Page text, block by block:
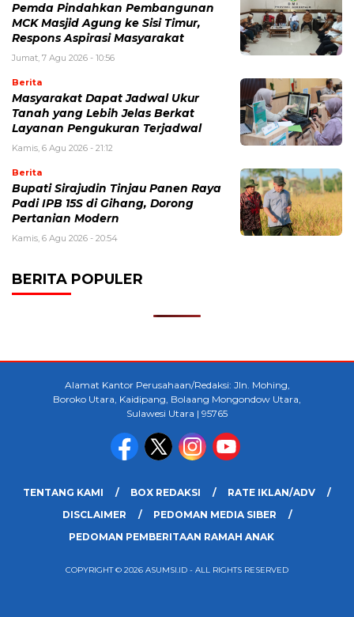
Pemda Pindahkan Pembangunan
MCK Masjid Agung ke Sisi Timur,
Respons Aspirasi Masyarakat
Jumat, 7 Agu 2026 - 10:56
Berita
Masyarakat Dapat Jadwal Ukur
Tanah yang Lebih Jelas Berkat
Layanan Pengukuran Terjadwal
Kamis, 6 Agu 2026 - 21:12
Berita
Bupati Sirajudin Tinjau Panen Raya
Padi IPB 15S di Gihang, Dorong
Pertanian Modern
Kamis, 6 Agu 2026 - 20:54
BERITA POPULER
Alamat Kantor Perusahaan/Redaksi: Jln. Mohing,
Boroko Utara, Kaidipang, Bolaang Mongondow Utara,
Sulawesi Utara | 95765
TENTANG KAMI BOX REDAKSI
RATE IKLAN/ADV
DISCLAIMER
PEDOMAN MEDIA SIBER
PEDOMAN PEMBERITAAN RAMAH ANAK
COPYRIGHT © 2026 ASUMSI.ID - ALL RIGHTS RESERVED